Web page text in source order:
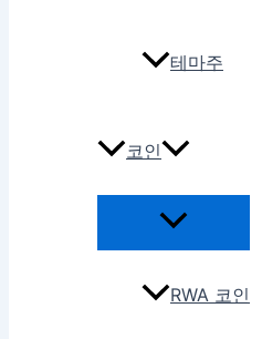
테마주
코인
RWA 코인